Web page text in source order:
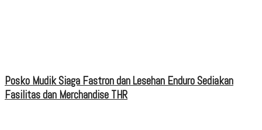
Posko Mudik Siaga Fastron dan Lesehan Enduro Sediakan
Fasilitas dan Merchandise THR